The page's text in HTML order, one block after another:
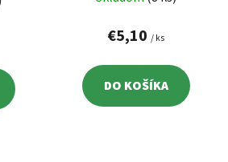
€5,10 / ks
DO KOŠÍKA